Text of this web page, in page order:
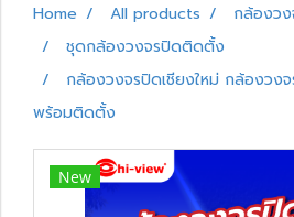
Home All products
กล้องวง
ชุดกล้องวงจรปิดติดตั้ง
กล้องวงจรปิดเชียงใหม่ กล้องวง
พร้อมติดตั้ง
New